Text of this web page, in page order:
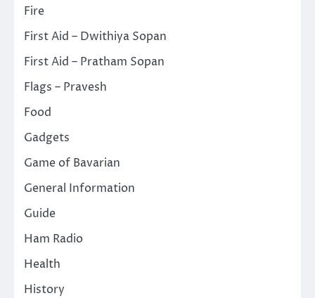
Fire
First Aid – Dwithiya Sopan
First Aid – Pratham Sopan
Flags – Pravesh
Food
Gadgets
Game of Bavarian
General Information
Guide
Ham Radio
Health
History